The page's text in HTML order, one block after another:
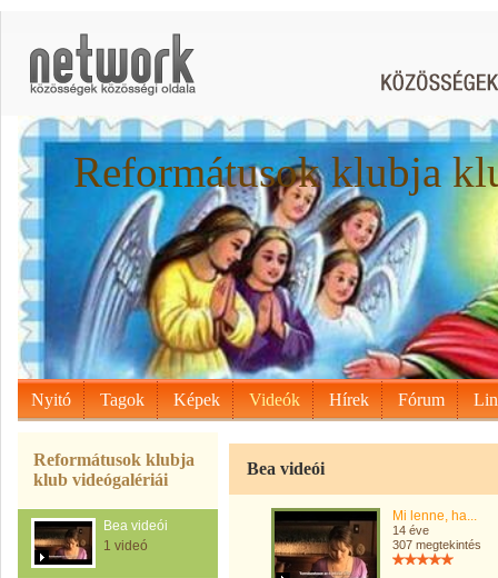
Reformátusok klubja
Nyitó Tagok Képek Videók Hírek Fórum
Reformátusok klubja
klub videógalériái
Bea videói
1 videó
Bea videói
Mi lenne, ha...
14 éve
307 megtekintés